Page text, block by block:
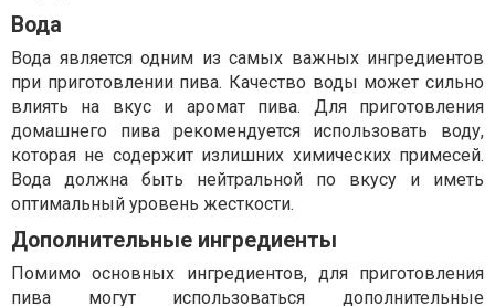
Вода
Вода является одним из самых важных ингредиентов
при приготовлении пива. Качество воды может сильно
влиять на вкус и аромат пива. Для приготовления
домашнего пива рекомендуется использовать воду,
которая не содержит излишних химических примесей.
Вода должна быть нейтральной по вкусу и иметь
оптимальный уровень жесткости.
Дополнительные ингредиенты
Помимо основных ингредиентов, для приготовления
пива могут использоваться дополнительные